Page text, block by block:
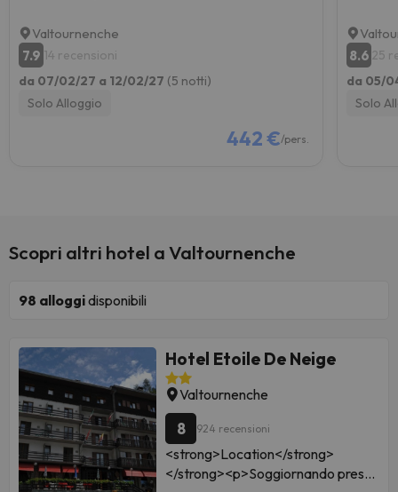
Valtournenche
7.9 14 recensioni
da 07/02/27 a 12/02/27 (5 notti)
Solo Alloggio
442 €/pers.
8.6 25
da 05/
Solo
Scopri altri hotel a Valtournenche
98 alloggidisponibili
Hotel Etoile De Neige
Valtournenche
8 924 recensioni
<strong>Location</strong>
</strong><p>Soggiornando presso